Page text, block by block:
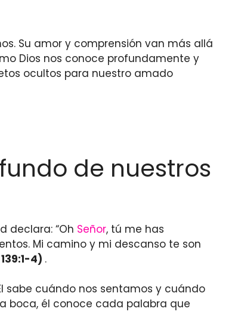
Su amor y comprensión van más allá
Dios nos conoce profundamente y
ocultos para nuestro amado
de nuestros
declara: “Oh Señor, tú me has
Mi camino y mi descanso te son
4) .
sabe cuándo nos sentamos y cuándo
boca, él conoce cada palabra que